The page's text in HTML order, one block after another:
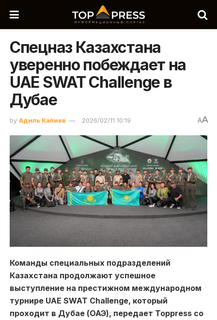
Спецназ Казахстана
уверенно побеждает на
UAE SWAT Challenge в
Дубае
by Адиль Калиев 2026/02/11 10:19 AA
Команды специальных подразделений
Казахстана продолжают успешное
выступление на престижном международном
турнире UAE SWAT Challenge, который
проходит в Дубае (ОАЭ), передает Toppress со